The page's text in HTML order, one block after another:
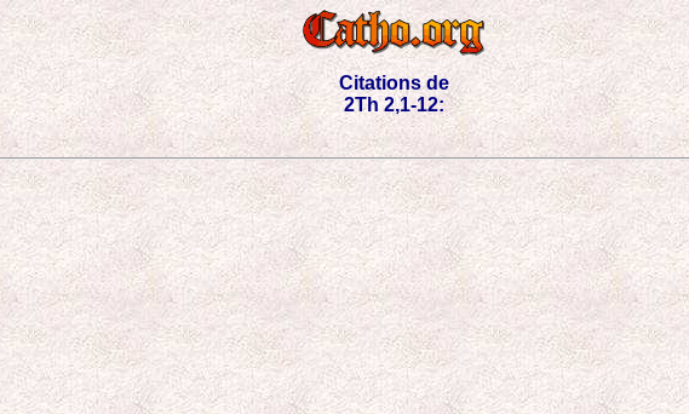
Citations de
2Th 2,1-12: